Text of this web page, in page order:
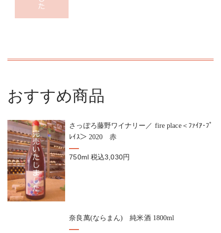
おすすめ商品
さっぽろ藤野ワイナリー／ fire place＜ﾌｧｲｱ･ﾌﾟ
ﾚｲｽ＞ 2020 赤
750ml 税込3,030円
奈良萬(ならまん) 純米酒 1800ml